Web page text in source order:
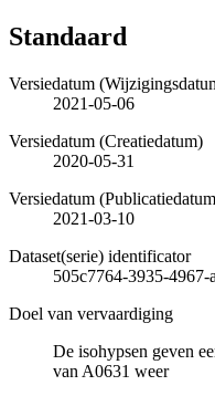
Standaard
Versiedatum
2021-05-06
Versiedatum (Creatiedatum)
2020-05-31
Versiedatum
2021-03-10
Dataset(serie) identificator
505c7764-3935-4967-
Doel van vervaardiging
De isohypsen geven
van A0631 weer